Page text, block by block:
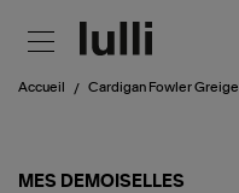
Accueil Cardigan Fowler Greige
MES DEMOISELLES